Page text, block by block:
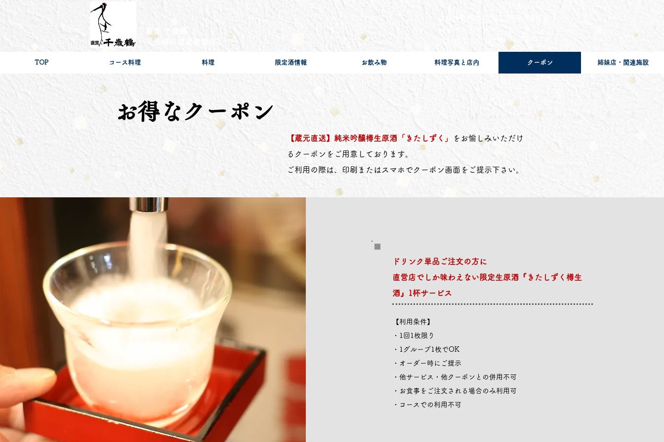
直営 千歳鶴
［札幌の酒蔵直営店］
北海道札幌市中央区南5条西3丁目
​ニューススキノビル1F
TEL 011-531-4788
TOP コース料理 料理 限定酒情報 お飲み物 料理写真と店内 クーポン 姉妹店・関連施設
お得なクーポン
【蔵元直送】純米吟醸樽生原酒「きたしずく」
をお愉しみいただけ
るクーポンをご用意しております。
ご利用の際は、印刷またはスマホでクーポン画面をご提示下さい。
ドリンク単品ご注文の方に
直営店でしか味わえない限定生原酒『きたしずく樽生
酒』1杯サービス
【利用条件】
・1回1枚限り
・1グループ1枚でOK
・オーダー時にご提示
・他サービス・他クーポンとの併用不可
・お食事をご注文される場合のみ利用可
​・コースでの利用不可